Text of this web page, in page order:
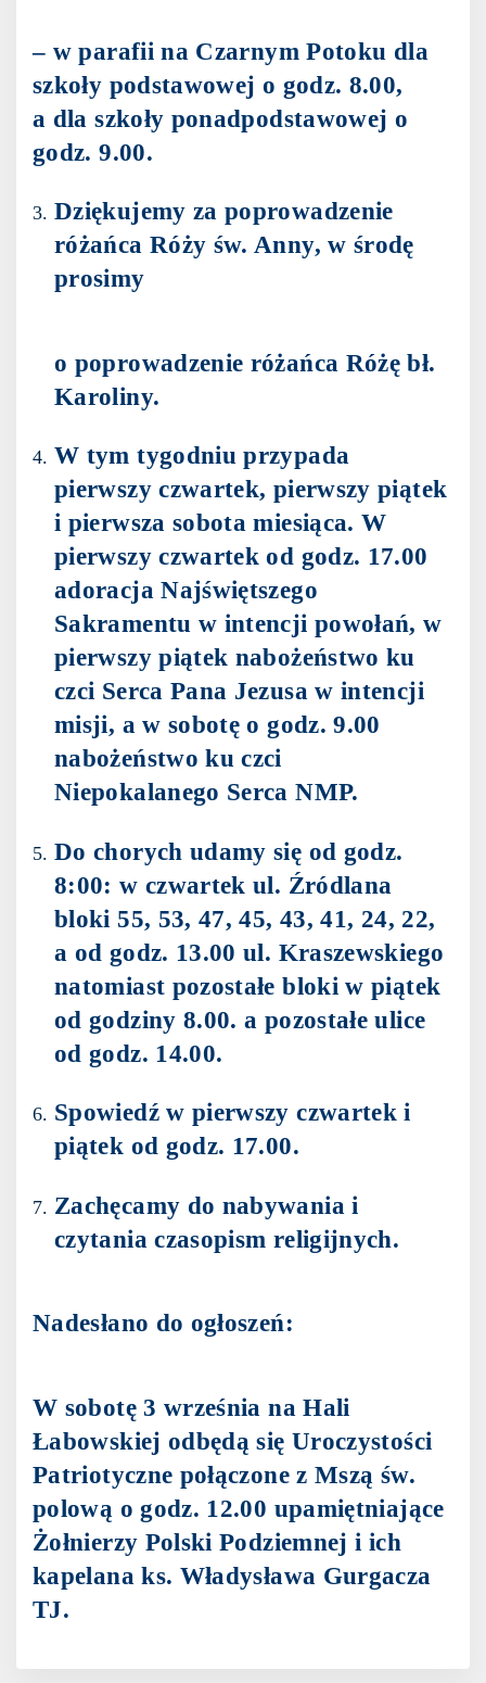
– w parafii na Czarnym Potoku dla
szkoły podstawowej o godz. 8.00,
a dla szkoły ponadpodstawowej o
godz. 9.00.
Dziękujemy za poprowadzenie
różańca Róży św. Anny, w środę
prosimy
o poprowadzenie różańca Różę bł.
Karoliny.
W tym tygodniu przypada
pierwszy czwartek, pierwszy piątek
i pierwsza sobota miesiąca. W
pierwszy czwartek od godz. 17.00
adoracja Najświętszego
Sakramentu w intencji powołań, w
pierwszy piątek nabożeństwo ku
czci Serca Pana Jezusa w intencji
misji, a w sobotę o godz. 9.00
nabożeństwo ku czci
Niepokalanego Serca NMP.
Do chorych udamy się od godz.
8:00: w czwartek ul. Źródlana
bloki 55, 53, 47, 45, 43, 41, 24, 22,
a od godz. 13.00 ul. Kraszewskiego
natomiast pozostałe bloki w piątek
od godziny 8.00. a pozostałe ulice
od godz. 14.00.
Spowiedź w pierwszy czwartek i
piątek od godz. 17.00.
Zachęcamy do nabywania i
czytania czasopism religijnych.
Nadesłano do ogłoszeń:
W sobotę 3 września na Hali
Łabowskiej odbędą się Uroczystości
Patriotyczne połączone z Mszą św.
polową o godz. 12.00 upamiętniające
Żołnierzy Polski Podziemnej i ich
kapelana ks. Władysława Gurgacza
TJ.